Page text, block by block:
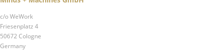
c/o WeWork
Friesenplatz 4
50672 Cologne
Germany